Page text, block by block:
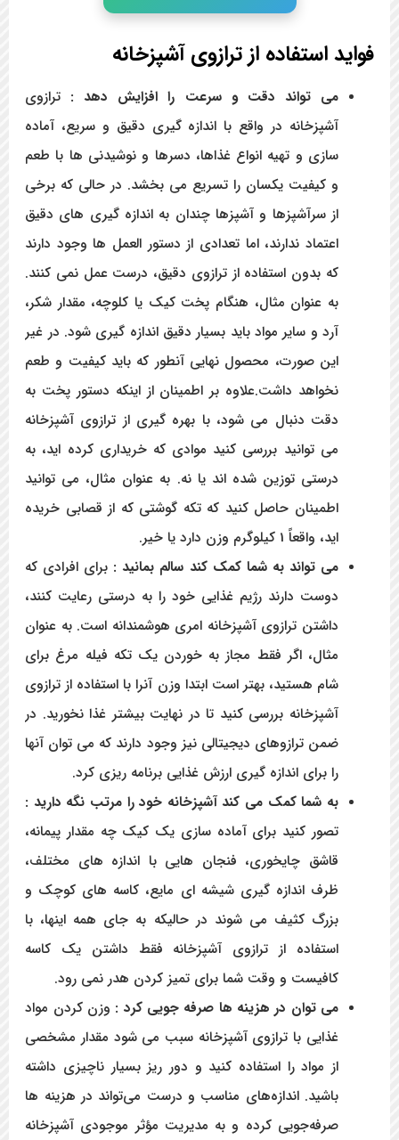
فواید استفاده از ترازوی آشپزخانه
می تواند دقت و سرعت را افزایش دهد : ترازوی
آشپزخانه در واقع با اندازه گیری دقیق و سریع، آماده
سازی و تهیه انواع غذاها، دسرها و نوشیدنی ها با طعم
و کیفیت یکسان را تسریع می بخشد. در حالی که برخی
از سرآشپزها و آشپزها چندان به اندازه گیری های دقیق
اعتماد ندارند، اما تعدادی از دستور العمل ها وجود دارند
که بدون استفاده از ترازوی دقیق، درست عمل نمی کنند.
به عنوان مثال، هنگام پخت کیک یا کلوچه، مقدار شکر،
آرد و سایر مواد باید بسیار دقیق اندازه گیری شود. در غیر
این صورت، محصول نهایی آنطور که باید کیفیت و طعم
نخواهد داشت.علاوه بر اطمینان از اینکه دستور پخت به
دقت دنبال می شود، با بهره گیری از ترازوی آشپزخانه
می توانید بررسی کنید موادی که خریداری کرده اید، به
درستی توزین شده اند یا نه. به عنوان مثال، می توانید
اطمینان حاصل کنید که تکه گوشتی که از قصابی خریده
اید، واقعاً 1 کیلوگرم وزن دارد یا خیر.
می تواند به شما کمک کند سالم بمانید : برای افرادی که
دوست دارند رژیم غذایی خود را به درستی رعایت کنند،
داشتن ترازوی آشپزخانه امری هوشمندانه است. به عنوان
مثال، اگر فقط مجاز به خوردن یک تکه فیله مرغ برای
شام هستید، بهتر است ابتدا وزن آنرا با استفاده از ترازوی
آشپزخانه بررسی کنید تا در نهایت بیشتر غذا نخورید. در
ضمن ترازوهای دیجیتالی نیز وجود دارند که می توان آنها
را برای اندازه گیری ارزش غذایی برنامه ریزی کرد.
به شما کمک می کند آشپزخانه خود را مرتب نگه دارید :
تصور کنید برای آماده سازی یک کیک چه مقدار پیمانه،
قاشق چایخوری، فنجان هایی با اندازه های مختلف،
ظرف اندازه گیری شیشه ای مایع، کاسه های کوچک و
بزرگ کثیف می شوند در حالیکه به جای همه اینها، با
استفاده از ترازوی آشپزخانه فقط داشتن یک کاسه
کافیست و وقت شما برای تمیز کردن هدر نمی رود.
می توان در هزینه ها صرفه جویی کرد : وزن کردن مواد
غذایی با ترازوی آشپزخانه سبب می شود مقدار مشخصی
از مواد را استفاده کنید و دور ریز بسیار ناچیزی داشته
باشید. اندازه‌های مناسب و درست می‌تواند در هزینه ها
صرفه‌جویی کرده و به مدیریت مؤثر موجودی آشپزخانه